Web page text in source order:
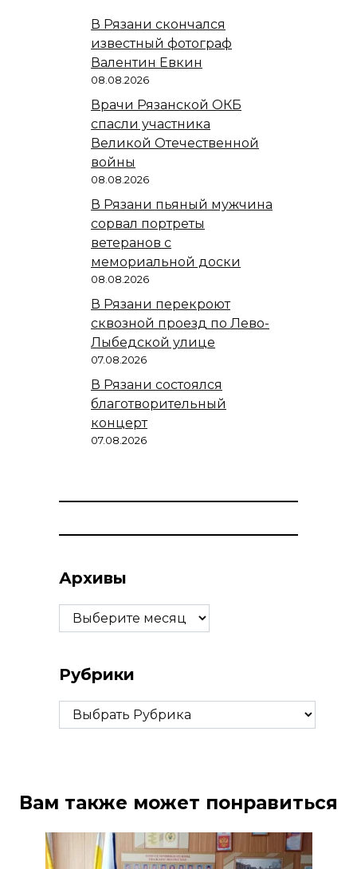
В Рязани скончался
известный фотограф
Валентин Евкин
08.08.2026
Врачи Рязанской ОКБ
спасли участника
Великой Отечественной
войны
08.08.2026
В Рязани пьяный мужчина
сорвал портреты
ветеранов с
мемориальной доски
08.08.2026
В Рязани перекроют
сквозной проезд по Лево-
Лыбедской улице
07.08.2026
В Рязани состоялся
благотворительный
концерт
07.08.2026
Архивы
Архивы
Рубрики
Рубрики
Вам также может понравиться